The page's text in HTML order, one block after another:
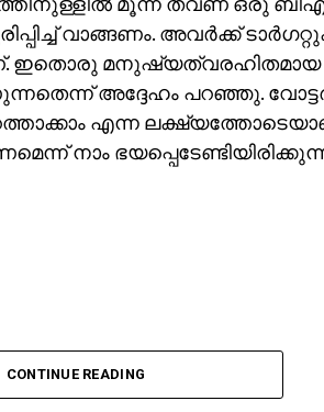
വാങ്ങണം. അവര്‍ക്ക്
ഇതൊരു മനുഷ്യത്വരഹിതമായ
അദ്ദേഹം പറഞ്ഞു.
എന്ന
നാം
CONTINUE READING